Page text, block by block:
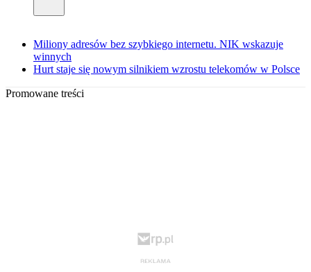
Miliony adresów bez szybkiego internetu. NIK wskazuje
winnych
Hurt staje się nowym silnikiem wzrostu telekomów w Polsce
Promowane treści